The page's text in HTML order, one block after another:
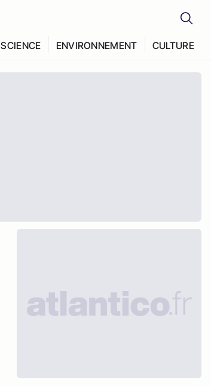
SCIENCE ENVIRONNEMENT CULTURE